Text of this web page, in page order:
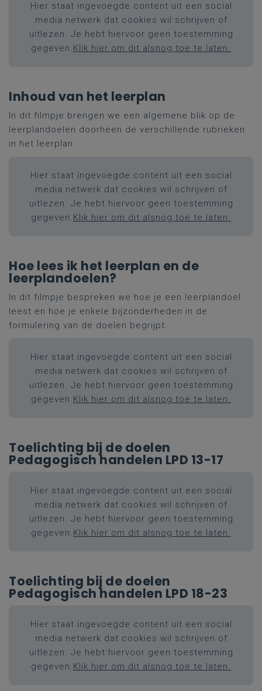
Hier staat ingevoegde content uit een social
media netwerk dat cookies wil schrijven of
uitlezen. Je hebt hiervoor geen toestemming
gegeven. Klik hier om dit alsnog toe te laten.
Inhoud van het leerplan
In dit filmpje brengen we een algemene blik op de
leerplandoelen doorheen de verschillende rubrieken
in het leerplan.
Hier staat ingevoegde content uit een social
media netwerk dat cookies wil schrijven of
uitlezen. Je hebt hiervoor geen toestemming
gegeven. Klik hier om dit alsnog toe te laten.
Hoe lees ik het leerplan en de
leerplandoelen?
In dit filmpje bespreken we hoe je een leerplandoel
leest en hoe je enkele bijzonderheden in de
formulering van de doelen begrijpt.
Hier staat ingevoegde content uit een social
media netwerk dat cookies wil schrijven of
uitlezen. Je hebt hiervoor geen toestemming
gegeven. Klik hier om dit alsnog toe te laten.
Toelichting bij de doelen
Pedagogisch handelen LPD 13-17
Hier staat ingevoegde content uit een social
media netwerk dat cookies wil schrijven of
uitlezen. Je hebt hiervoor geen toestemming
gegeven. Klik hier om dit alsnog toe te laten.
Toelichting bij de doelen
Pedagogisch handelen LPD 18-23
Hier staat ingevoegde content uit een social
media netwerk dat cookies wil schrijven of
uitlezen. Je hebt hiervoor geen toestemming
gegeven. Klik hier om dit alsnog toe te laten.